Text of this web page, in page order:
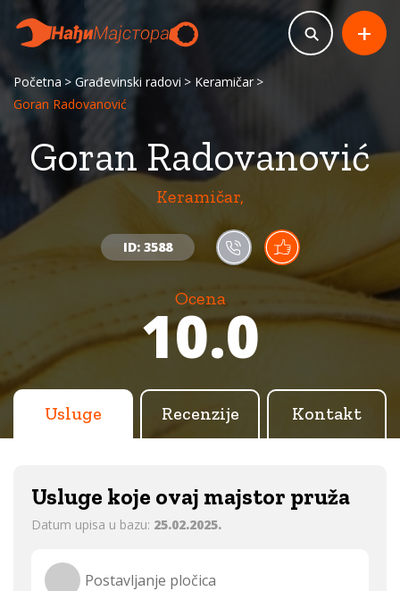
Početna Građevinski radovi
Keramičar
Goran Radovanović
Goran Radovanović
Keramičar,
ID: 3588
Ocena
10.0
+
Usluge Recenzije Kontakt
Usluge koje ovaj majstor pruža
Datum upisa u bazu: 25.02.2025.
Postavljanje pločica